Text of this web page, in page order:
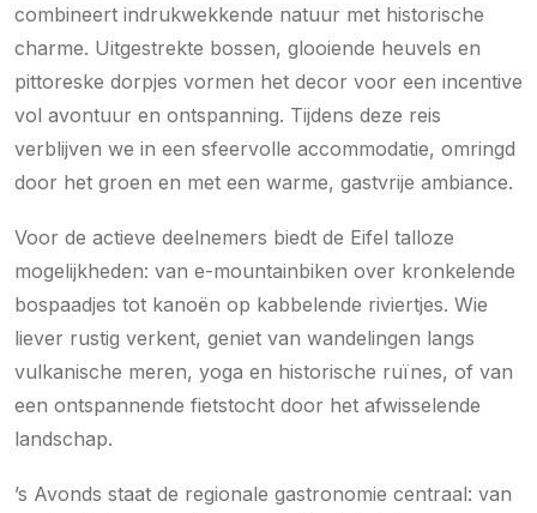
combineert indrukwekkende natuur met historische
charme. Uitgestrekte bossen, glooiende heuvels en
pittoreske dorpjes vormen het decor voor een incentive
vol avontuur en ontspanning. Tijdens deze reis
verblijven we in een sfeervolle accommodatie, omringd
door het groen en met een warme, gastvrije ambiance.
Voor de actieve deelnemers biedt de Eifel talloze
mogelijkheden: van e-mountainbiken over kronkelende
bospaadjes tot kanoën op kabbelende riviertjes. Wie
liever rustig verkent, geniet van wandelingen langs
vulkanische meren, yoga en historische ruïnes, of van
een ontspannende fietstocht door het afwisselende
landschap.
’s Avonds staat de regionale gastronomie centraal: van